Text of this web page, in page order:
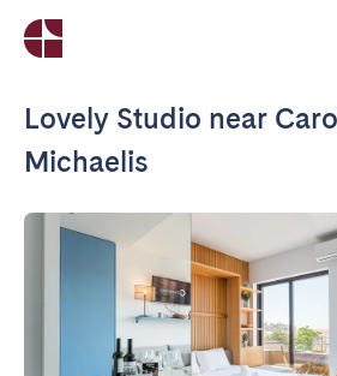
Lovely Studio near
Michaelis